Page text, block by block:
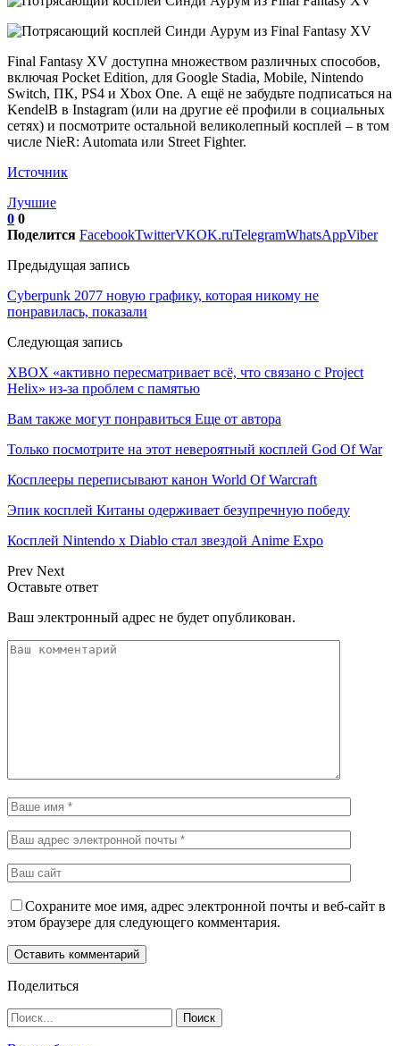
Final Fantasy XV доступна множеством различных способов,
включая Pocket Edition, для Google Stadia, Mobile, Nintendo
Switch, ПК, PS4 и Xbox One. А ещё не забудьте подписаться на
KendelB в Instagram (или на другие её профили в социальных
сетях) и посмотрите остальной великолепный косплей – в том
числе NieR: Automata или Street Fighter.
Источник
Лучшие
0 0
Поделится FacebookTwitterVKOK.ruTelegramWhatsAppViber
Предыдущая запись
Cyberpunk 2077 новую графику, которая никому не
понравилась, показали
Следующая запись
XBOX «активно пересматривает всё, что связано с Project
Helix» из-за проблем с памятью
Вам также могут понравиться Еще от автора
Только посмотрите на этот невероятный косплей God Of War
Косплееры переписывают канон World Of Warcraft
Эпик косплей Китаны одерживает безупречную победу
Косплей Nintendo x Diablo стал звездой Anime Expo
Prev Next
Оставьте ответ
Ваш электронный адрес не будет опубликован.
Сохраните мое имя, адрес электронной почты и веб-сайт в
этом браузере для следующего комментария.
Поделиться